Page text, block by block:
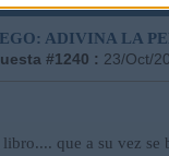
ADIVINA LA
#1240 : 23/Oct/
libro.... que a su vez se